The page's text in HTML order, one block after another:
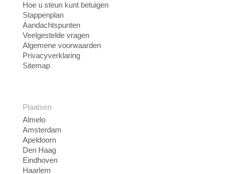
Hoe u steun kunt betuigen
Stappenplan
Aandachtspunten
Veelgestelde vragen
Algemene voorwaarden
Privacyverklaring
Sitemap
Plaatsen
Almelo
Amsterdam
Apeldoorn
Den Haag
Eindhoven
Haarlem